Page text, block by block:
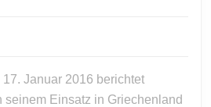
17. Januar 2016 berichtet
Einsatz in Griechenland